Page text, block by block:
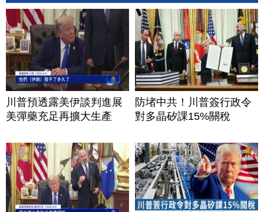
川普預透露美伊談判進展
美彈藥充足再擴大生產
防堵中共！川普簽行政令
對多晶矽課15%關稅